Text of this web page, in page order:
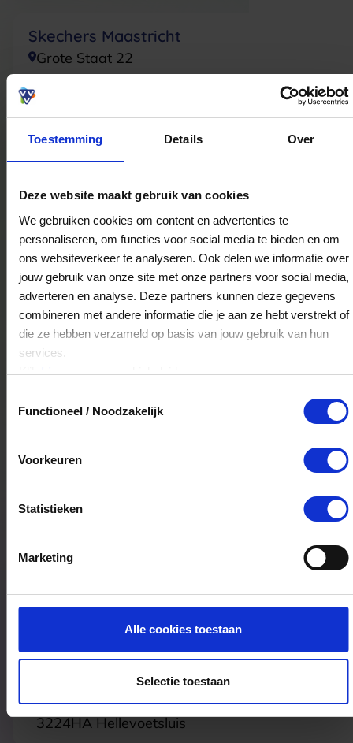
Toestemming Details Over
Deze website maakt gebruik van cookies
We gebruiken cookies om content en advertenties te
personaliseren, om functies voor social media te bieden en om
ons websiteverkeer te analyseren. Ook delen we informatie over
jouw gebruik van onze site met onze partners voor social media,
adverteren en analyse. Deze partners kunnen deze gegevens
combineren met andere informatie die je aan ze hebt verstrekt of
die ze hebben verzameld op basis van jouw gebruik van hun
services.
Klikhiervoor ons cookiebeleid.
Functioneel / Noodzakelijk
Voorkeuren
Statistieken
Marketing
Alle cookies toestaan
Selectie toestaan
Skechers Maastricht
Grote Staat 22
6211CW Maastricht
Skechers Zaandam
Gedempte Gracht 89
1506CD
Zaandam
Ecco Leidschendam
Jasmijn 7
2262AN Leidschendam
Skechers Den Haag
Passage 75
Skechers Amersfoort
3811LA
Vismarkt 41
Nelson Hellevoetsluis
Struytse Hoeck 63-e
3224HA Hellevoetsluis